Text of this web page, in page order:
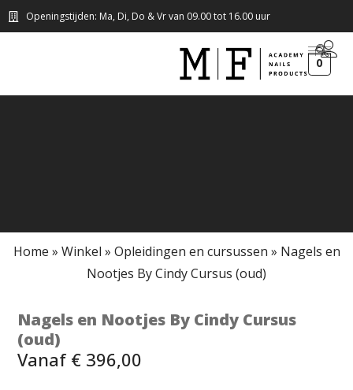
Openingstijden: Ma, Di, Do & Vr van 09.00 tot 16.00 uur
0
Home » Winkel » Opleidingen en cursussen » Nagels en
Nootjes By Cindy Cursus (oud)
Nagels en Nootjes By Cindy Cursus
(oud)
Vanaf € 396,00